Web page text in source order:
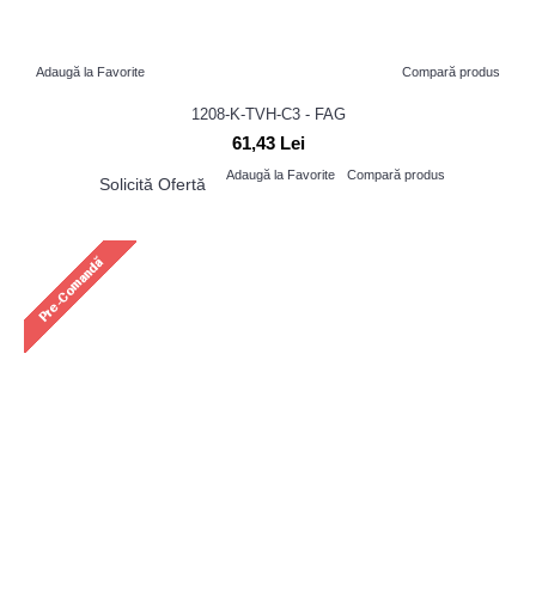
Adaugă la Favorite Compară produs
1208-K-TVH-C3 - FAG
61,43 Lei
Solicită Ofertă Adaugă la Favorite Compară produs